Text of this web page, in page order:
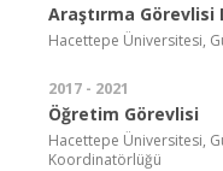
Araştırma Görevlisi
Hacettepe Üniversitesi,
2017 - 2021
Öğretim Görevlisi
Hacettepe Üniversitesi,
Koordinatörlüğü